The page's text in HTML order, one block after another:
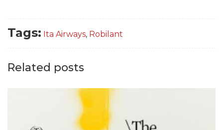
Tags: Ita Airways, Robilant
Related posts